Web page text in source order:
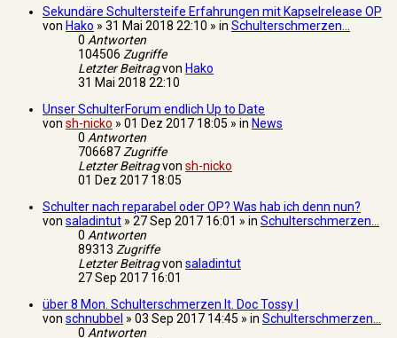
Sekundäre Schultersteife Erfahrungen mit Kapselrelease OP
von Hako » 31 Mai 2018 22:10 » in Schulterschmerzen...
0 Antworten
104506 Zugriffe
Letzter Beitragvon Hako
31 Mai 2018 22:10
Unser SchulterForum endlich Up to Date
von sh-nicko » 01 Dez 2017 18:05 » in News
0 Antworten
706687Zugriffe
Letzter Beitragvon sh-nicko
01 Dez 2017 18:05
Schulter nach reparabel oder OP? Was hab ich denn nun?
von saladintut » 27 Sep 2017 16:01 » in Schulterschmerzen...
0 Antworten
89313 Zugriffe
Letzter Beitragvon saladintut
27 Sep 2017 16:01
über 8 Mon. Schulterschmerzen lt. Doc Tossy I
von schnubbel » 03 Sep 2017 14:45 » in Schulterschmerzen...
0 Antworten